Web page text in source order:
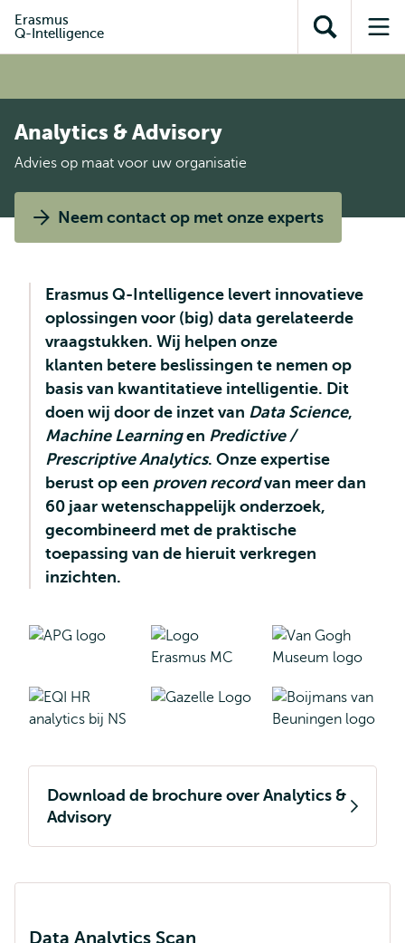
inhoud
Direct naar
subnavigatie
Erasmus
Q-Intelligence
Toon
zoekveld
Analytics & Advisory
Advies op maat voor uw organisatie
Neem contact op met onze experts
Erasmus Q-Intelligence levert innovatieve
oplossingen voor (big) data gerelateerde
vraagstukken. Wij helpen onze
klanten betere beslissingen te nemen op
basis van kwantitatieve intelligentie. Dit
doen wij door de inzet van Data Science,
Machine Learningen Predictive /
Prescriptive Analytics. Onze expertise
berust op een proven recordvan meer dan
60 jaar wetenschappelijk onderzoek,
gecombineerd met de praktische
toepassing van de hieruit verkregen
inzichten.
Download de brochure over Analytics &
Advisory
Data Analytics Scan